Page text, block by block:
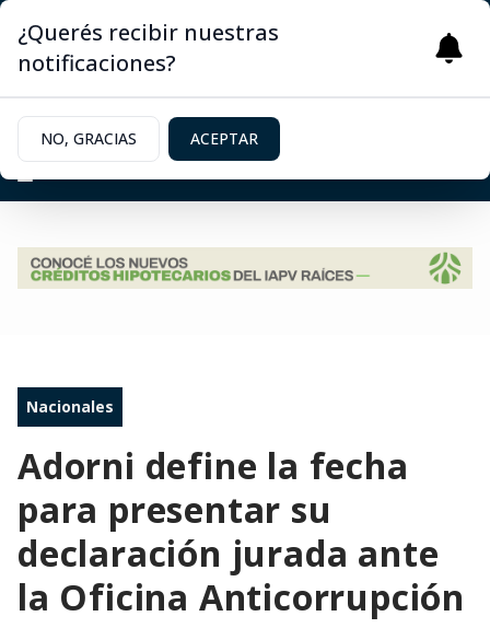
Nacionales
Adorni define la fecha
para presentar su
declaración jurada ante
la Oficina Anticorrupción
¿Querés recibir nuestras
notificaciones?
NO, GRACIAS ACEPTAR